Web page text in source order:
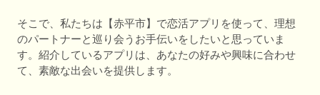
そこで、私たちは【赤平市】で恋活アプリを使って、理想
のパートナーと巡り会うお手伝いをしたいと思っていま
す。紹介しているアプリは、あなたの好みや興味に合わせ
て、素敵な出会いを提供します。